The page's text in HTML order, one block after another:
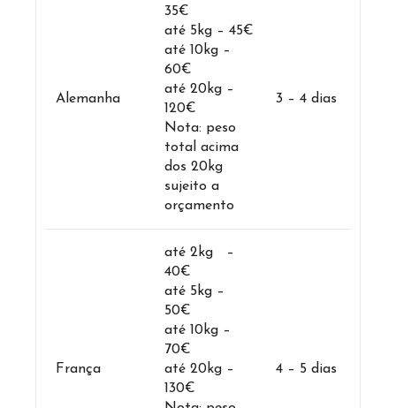
Alemanha
35€
até 5kg – 45€
até 10kg –
60€
até 20kg –
120€
Nota: peso
total acima
dos 20kg
sujeito a
orçamento
3 – 4 dias
França
até 2kg –
40€
até 5kg –
50€
até 10kg –
70€
até 20kg –
130€
4 – 5 dias